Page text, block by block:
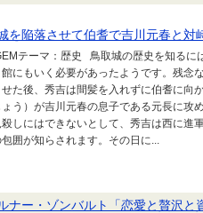
を陥落させて伯耆で吉川元春と対
テーマ：歴史 鳥取城の歴史を知るに
にもいく必要があったようです。残念
た後、秀吉は間髪を入れずに伯耆に向
ょう）が吉川元春の息子である元長に攻
殺しにはできないとして、秀吉は西に進
囲が知らされます。その日に...
ナー・ゾンバルト「恋愛と贅沢と